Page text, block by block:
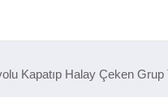
Kapatıp Halay Çeken